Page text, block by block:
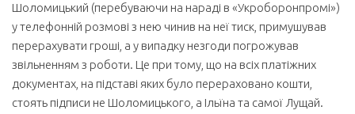
Шоломицький (перебуваючи на нараді в «Укроборонпромі»)
у телефонній розмові з нею чинив на неї тиск, примушував
перерахувати гроші, а у випадку незгоди погрожував
звільненням з роботи. Це при тому, що на всіх платіжних
документах, на підставі яких було перераховано кошти,
стоять підписи не Шоломицького, а Ільїна та самої Лущай.